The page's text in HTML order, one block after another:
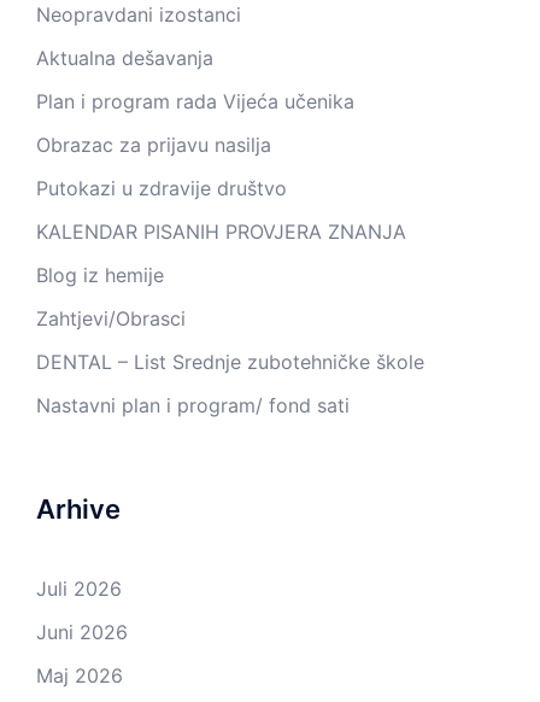
Neopravdani izostanci
Aktualna dešavanja
Plan i program rada Vijeća učenika
Obrazac za prijavu nasilja
Putokazi u zdravije društvo
KALENDAR PISANIH PROVJERA ZNANJA
Blog iz hemije
Zahtjevi/Obrasci
DENTAL – List Srednje zubotehničke škole
Nastavni plan i program/ fond sati
Arhive
Juli 2026
Juni 2026
Maj 2026